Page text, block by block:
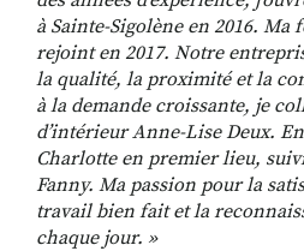
à Sainte-Sigolène en 2016. Ma
rejoint en 2017. Notre
la qualité, la proximité et la
à la demande croissante, je
d’intérieur Anne-Lise Deux.
Charlotte en premier lieu,
Fanny. Ma passion pour la
travail bien fait et la
chaque jour. »